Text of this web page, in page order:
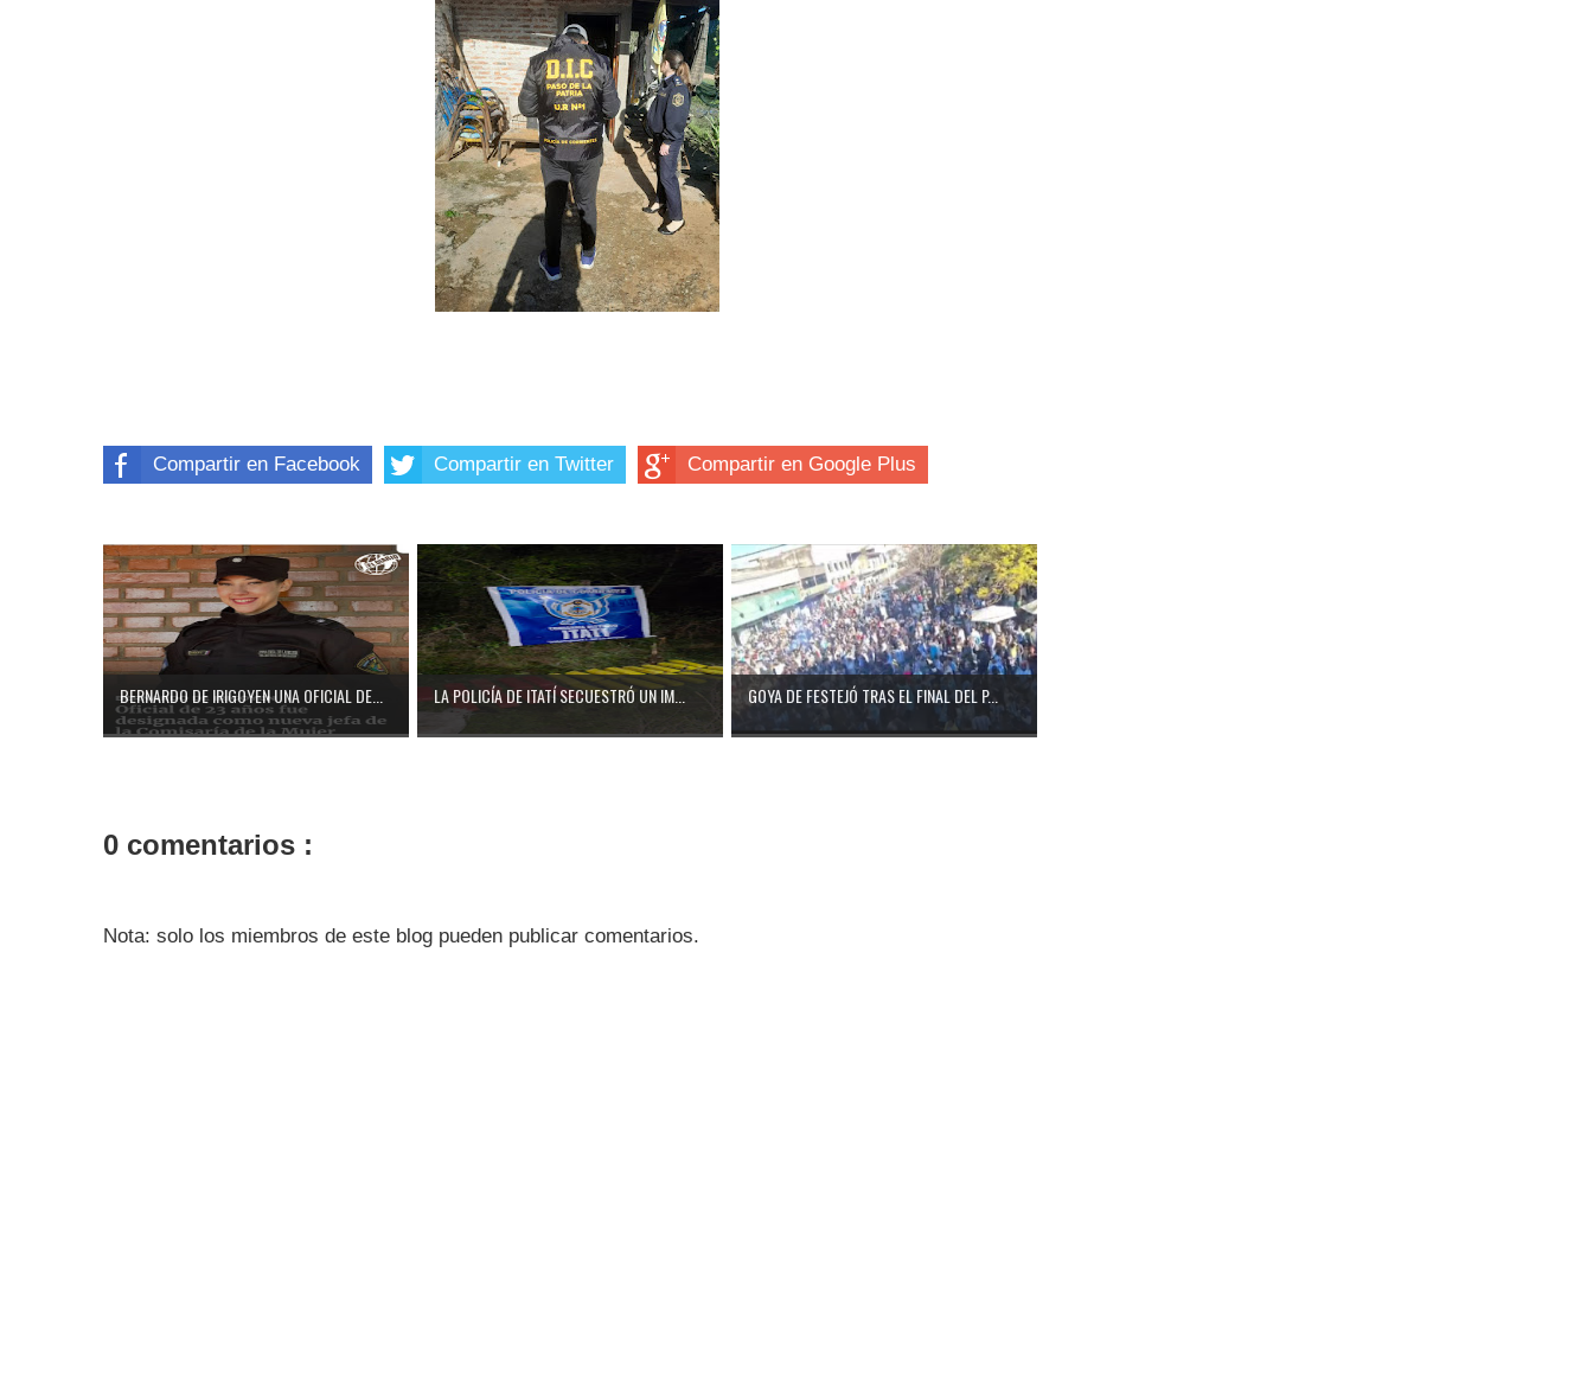
Compartir en Facebook Compartir en Twitter Compartir en Google Plus
BERNARDO DE IRIGOYEN UNA OFICIAL DE... LA POLICÍA DE ITATÍ SECUESTRÓ UN IM... GOYA DE FESTEJÓ TRAS EL FINAL DEL P...
0 comentarios :
Nota: solo los miembros de este blog pueden publicar comentarios.